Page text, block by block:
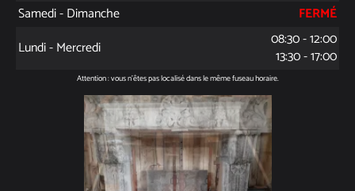
Samedi - Dimanche
FERMÉ
Lundi - Mercredi
08:30 - 12:00
13:30 - 17:00
Attention : vous n'êtes pas localisé dans le même fuseau horaire.